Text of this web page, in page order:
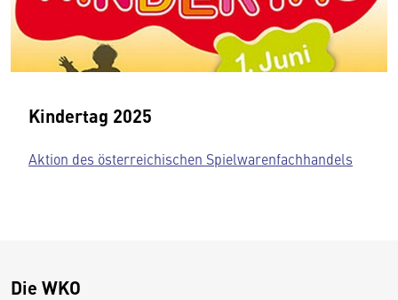
Kindertag 2025
Aktion des österreichischen Spielwarenfachhandels
Die WKO